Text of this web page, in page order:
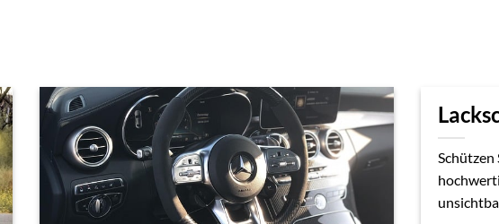
Schützen